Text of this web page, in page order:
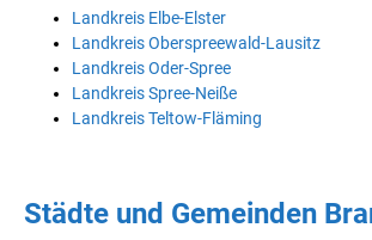
Landkreis Elbe-Elster
Landkreis Oberspreewald-Lausitz
Landkreis Oder-Spree
Landkreis Spree-Neiße
Landkreis Teltow-Fläming
Städte und Gemeinden